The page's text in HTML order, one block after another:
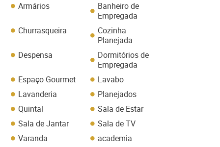
Armários
Banheiro de
Empregada
Churrasqueira
Cozinha
Planejada
Despensa
Dormitórios de
Empregada
Espaço Gourmet
Lavabo
Lavanderia
Planejados
Quintal
Sala de Estar
Sala de Jantar
Sala de TV
Varanda
academia